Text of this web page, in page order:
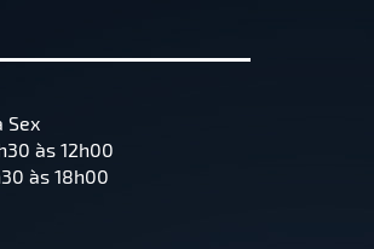
Sex
às 12h00
às 18h00